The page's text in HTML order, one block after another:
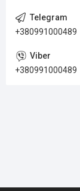
+380991000489
+380991000489